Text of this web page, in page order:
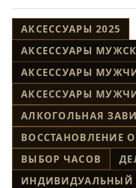
АКСЕССУАРЫ 2025
АКСЕССУАРЫ
АКСЕССУАРЫ
АКСЕССУАРЫ
АЛКОГОЛЬНАЯ
ВОССТАНОВЛЕНИЕ
ВЫБОР ЧАСОВ
ИНДИВИДУАЛЬНЫЙ